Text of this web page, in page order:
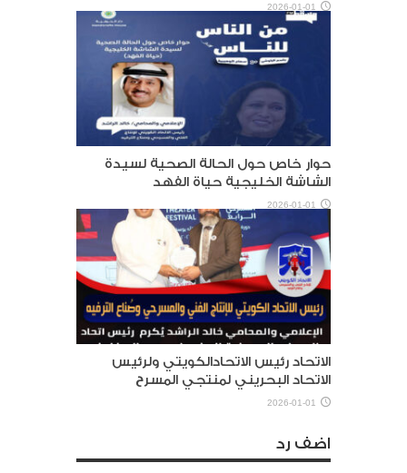
2026-01-01
حوار خاص حول الحالة الصحية لسيدة
الشاشة الخليجية حياة الفهد
2026-01-01
الاتحاد رئيس الاتحادالكويتي ولرئيس
الاتحاد البحريني لمنتجي المسرح
2026-01-01
اضف رد